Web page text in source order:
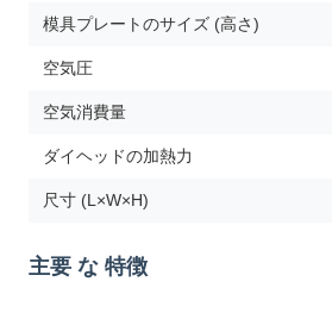
模具プレートのサイズ (高さ)
空気圧
空気消費量
ダイヘッドの加熱力
尺寸 (L×W×H)
主要 な 特徴